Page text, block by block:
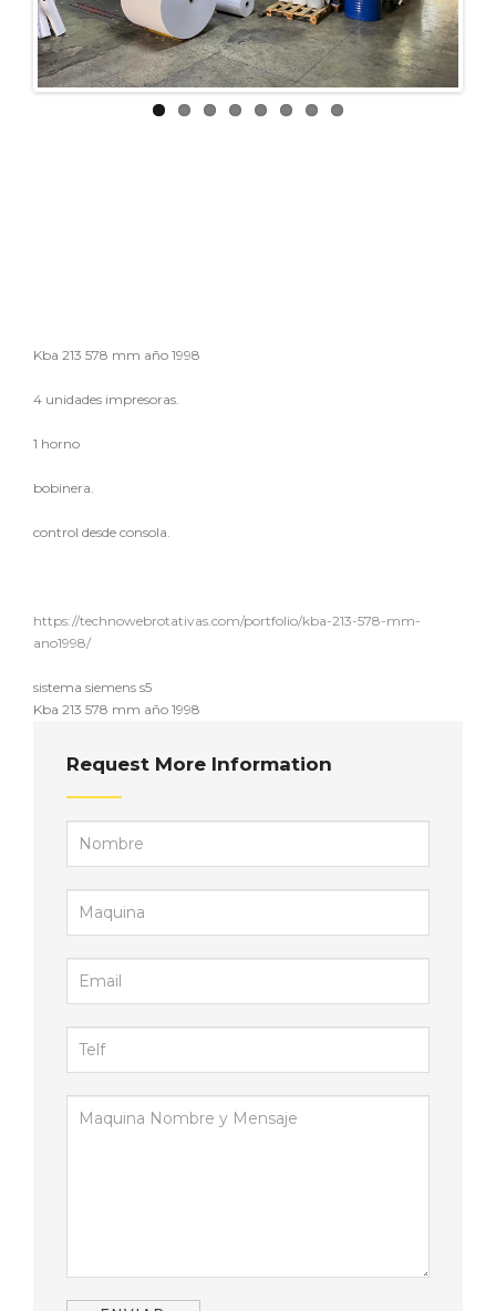
Kba 213 578 mm año 1998
4 unidades impresoras.
1 horno
bobinera.
control desde consola.
https://technowebrotativas.com/portfolio/kba-213-578-mm-
ano1998/
sistema siemens s5
Kba 213 578 mm año 1998
Request More Information